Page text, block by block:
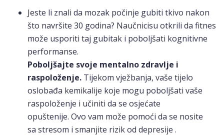
Jeste li znali da mozak počinje gubiti tkivo nakon
što navršite 30 godina? Naučnicisu otkrili da fitnes
može usporiti taj gubitak i poboljšati kognitivne
performanse.
Poboljšajte svoje mentalno zdravlje i
raspoloženje. Tijekom vježbanja, vaše tijelo
oslobađa kemikalije koje mogu poboljšati vaše
raspoloženje i učiniti da se osjećate
opuštenije. Ovo vam može pomoći da se nosite
sa stresom i smanjite rizik od depresije .